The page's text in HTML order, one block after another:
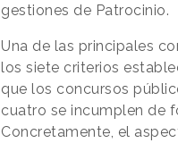
gestiones de Patrocinio.
Una de las principales
los siete criterios
que los concursos
cuatro se incumplen de
Concretamente, el